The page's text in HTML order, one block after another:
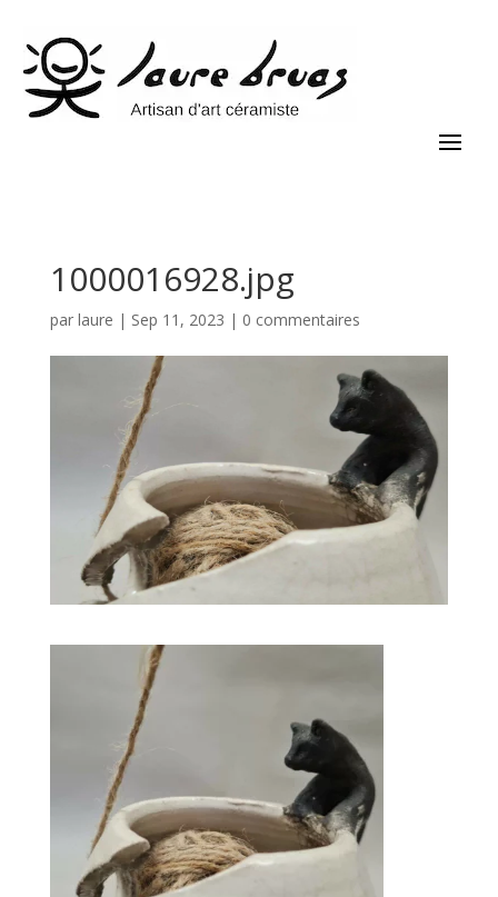
1000016928.jpg
par laure | Sep 11, 2023 | 0 commentaires